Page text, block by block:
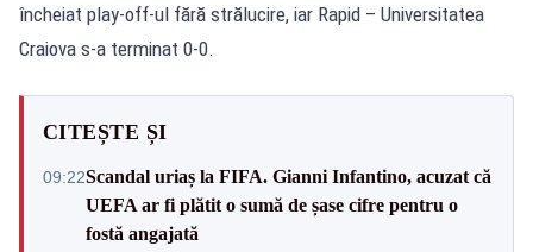
încheiat play-off-ul fără strălucire, iar Rapid – Universitatea
Craiova s-a terminat 0-0.
CITEȘTE ȘI
09:22Scandal uriaș la FIFA. Gianni Infantino, acuzat că
UEFA ar fi plătit o sumă de șase cifre pentru o
fostă angajată